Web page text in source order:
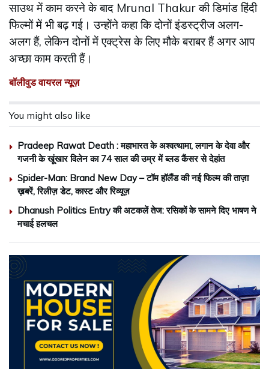
साउथ में काम करने के बाद Mrunal Thakur की डिमांड हिंदी
फिल्मों में भी बढ़ गई। उन्होंने कहा कि दोनों इंडस्ट्रीज अलग-
अलग हैं, लेकिन दोनों में एक्ट्रेस के लिए मौके बराबर हैं अगर आप
अच्छा काम करती हैं।
बॉलीवुड वायरल न्यूज़
You might also like
Pradeep Rawat Death : महाभारत के अश्वत्थामा, लगान के देवा और
गजनी के खूंखार विलेन का 74 साल की उम्र में ब्लड कैंसर से देहांत
Spider-Man: Brand New Day – टॉम हॉलैंड की नई फिल्म की ताज़ा
ख़बरें, रिलीज़ डेट, कास्ट और रिव्यूज़
Dhanush Politics Entry की अटकलें तेज: रसिकों के सामने दिए भाषण ने
मचाई हलचल